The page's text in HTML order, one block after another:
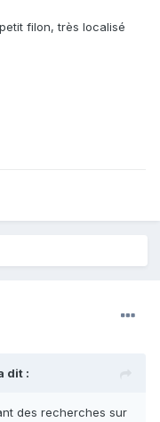
filon, très localisé
dit :
des recherches sur